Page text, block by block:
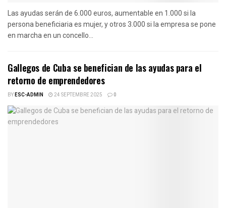
Las ayudas serán de 6.000 euros, aumentable en 1.000 si la
persona beneficiaria es mujer, y otros 3.000 si la empresa se pone
en marcha en un concello...
Gallegos de Cuba se benefician de las ayudas para el
retorno de emprendedores
BYESC-ADMIN 24 SEPTEMBRE 2025 0